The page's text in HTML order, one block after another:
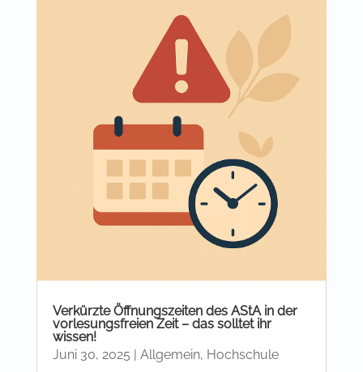
Verkürzte Öffnungszeiten des AStA in der
vorlesungsfreien Zeit – das solltet ihr
wissen!
Juni 30, 2025 | Allgemein, Hochschule